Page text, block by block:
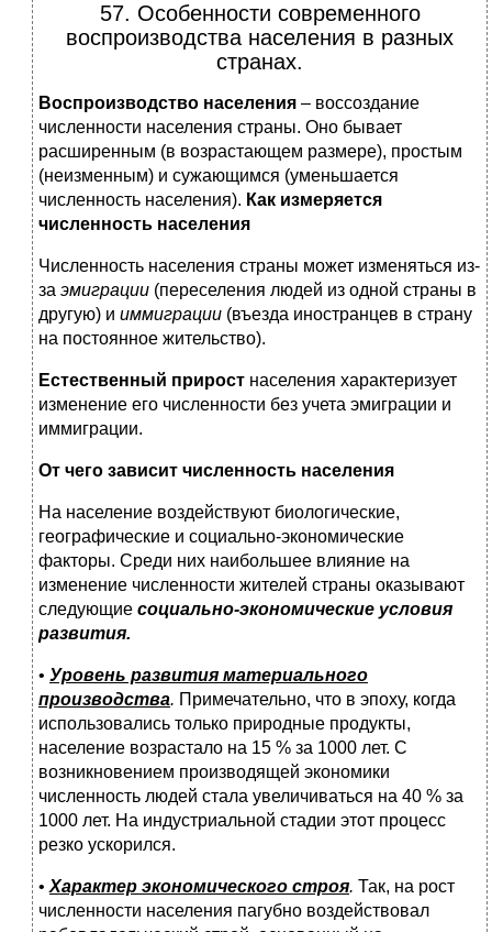
57. Особенности современного
воспроизводства населения в разных
странах.
Воспроизводство населения – воссоздание
численности населения страны. Оно бывает
расширенным (в возрастающем размере), простым
(неизменным) и сужающимся (уменьшается
численность населения). Как измеряется
численность населения
Численность населения страны может изменяться из-
за эмиграции (переселения людей из одной страны в
другую) и иммиграции (въезда иностранцев в страну
на постоянное жительство).
Естественный прирост населения характеризует
изменение его численности без учета эмиграции и
иммиграции.
От чего зависит численность населения
На население воздействуют биологические,
географические и социально-экономические
факторы. Среди них наибольшее влияние на
изменение численности жителей страны оказывают
следующие социально-экономические условия
развития.
• Уровень развития материального
производства. Примечательно, что в эпоху, когда
использовались только природные продукты,
население возрастало на 15 % за 1000 лет. С
возникновением производящей экономики
численность людей стала увеличиваться на 40 % за
1000 лет. На индустриальной стадии этот процесс
резко ускорился.
• Характер экономического строя. Так, на рост
численности населения пагубно воздействовал